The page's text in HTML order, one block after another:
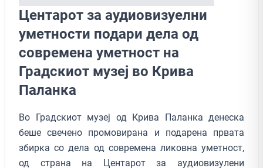
Центарот за аудиовизуелни
уметности подари дела од
современа уметност на
Градскиот музеј во Крива
Паланка
Во Градскиот музеј од Крива Паланка денеска
беше свечено промовирана и подарена првата
збирка со дела од современа ликовна уметност,
од страна на Центарот за аудиовизулени